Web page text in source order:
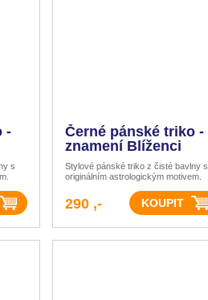
-
s
Černé pánské triko -
znamení Blíženci
Stylové pánské triko z čisté bavlny s
originálním astrologickým motivem.
290 ,-